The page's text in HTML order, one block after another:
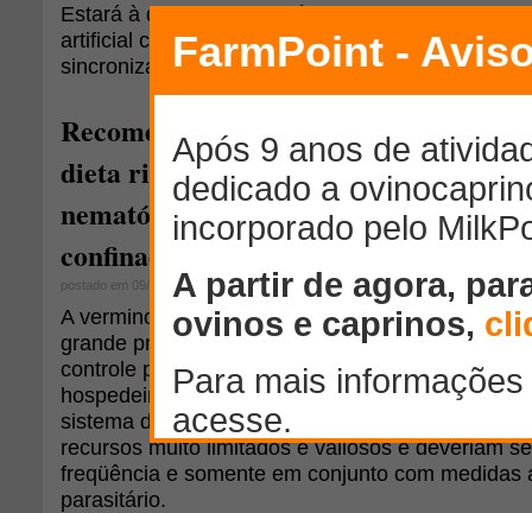
Estará à disposição do público tecnologias como
artificial com sêmen fresco, a introdução do
sincronização de partos.
Recomendação de consumo do
dieta rica em proteína para ganho de
nematóides gastrintestinais em
confinados
postado em 09/07/2012
A verminose ou infecção por nematóides
grande problema sanitário em pequenos
controle parasitário é realizado sem se
hospedeiro, sua resistência natural ou não à
sistema de criação. Os anti-helmínticos devem
recursos muito limitados e valiosos e deveriam
freqüência e somente em conjunto com medidas
parasitário.